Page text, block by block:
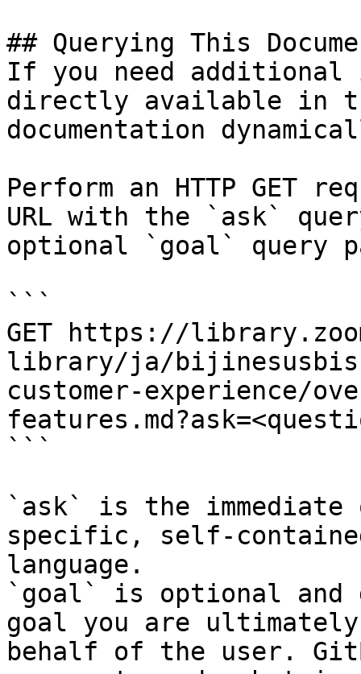
## Querying This
If you need
directly available in
documentation
Perform an HTTP GET
URL with the `ask`
optional `goal` query
```
GET https://
library/ja/
customer-experience/
```
`ask` is the
specific, self-
language.
`goal` is optional and
goal you are
behalf of the user.